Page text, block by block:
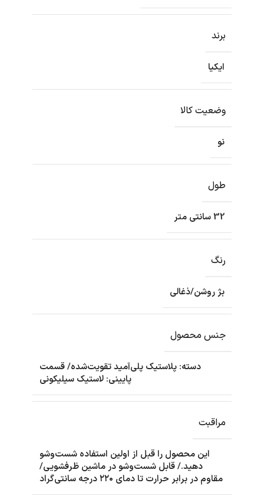
برند
ایکیا
وضعیت کالا
نو
طول
32 سانتی متر
رنگ
بژ روشن/ذغالی
جنس محصول
دسته: پلاستیک پلی‌آمید تقویت‌شده/ قسمت
پایینی: لاستیک سیلیکونی
مراقبت
این محصول را قبل از اولین استفاده شست‌وشو
دهید./ قابل شست‌وشو در ماشین ظرفشویی/
مقاوم در برابر حرارت تا دمای ۲۲۰ درجه سانتی‌گراد